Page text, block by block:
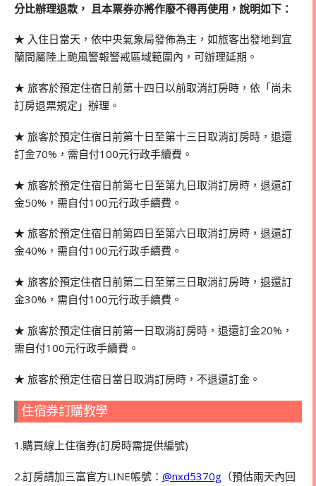
分比辦理退款， 且本票券亦將作廢不得再使用，說明如下：
★ 入住日當天，依中央氣象局發佈為主，如旅客出發地到宜
蘭間屬陸上颱風警報警戒區域範圍內，可辦理延期。
★ 旅客於預定住宿日前第十四日以前取消訂房時，依「尚未
訂房退票規定」辦理。
★ 旅客於預定住宿日前第十日至第十三日取消訂房時，退還
訂金70%，需自付100元行政手續費。
★ 旅客於預定住宿日前第七日至第九日取消訂房時，退還訂
金50%，需自付100元行政手續費。
★ 旅客於預定住宿日前第四日至第六日取消訂房時，退還訂
金40%，需自付100元行政手續費。
★ 旅客於預定住宿日前第二日至第三日取消訂房時，退還訂
金30%，需自付100元行政手續費。
★ 旅客於預定住宿日前第一日取消訂房時，退還訂金20%，
需自付100元行政手續費。
★ 旅客於預定住宿日當日取消訂房時，不退還訂金。
住宿券訂購教學
1.購買線上住宿券(訂房時需提供編號)
2.訂房請加三富官方LINE帳號 ： @nxd5370g （預估兩天內回